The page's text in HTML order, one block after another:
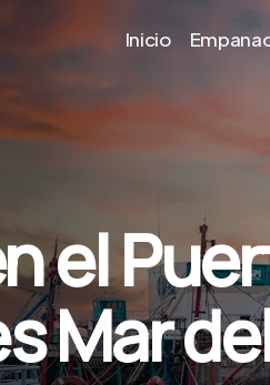
Inicio
el
Mar